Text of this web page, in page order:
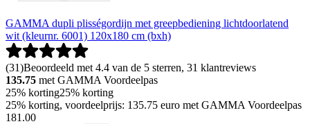
GAMMA dupli plisségordijn met greepbediening lichtdoorlatend
wit (kleurnr. 6001) 120x180 cm (bxh)
(31)Beoordeeld met 4.4 van de 5 sterren, 31 klantreviews
135.75 met GAMMA Voordeelpas
25% korting25% korting
25% korting, voordeelprijs: 135.75 euro met GAMMA Voordeelpas
181 .00